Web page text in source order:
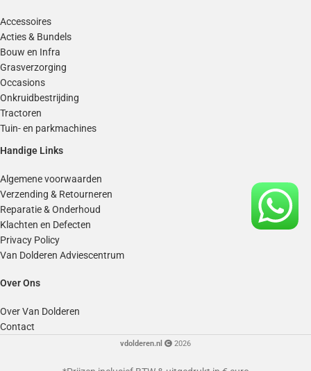
Accessoires
Acties & Bundels
Bouw en Infra
Grasverzorging
Occasions
Onkruidbestrijding
Tractoren
Tuin- en parkmachines
Handige Links
Algemene voorwaarden
Verzending & Retourneren
Reparatie & Onderhoud
Klachten en Defecten
Privacy Policy
Van Dolderen Adviescentrum
Over Ons
Over Van Dolderen
Contact
vdolderen.nl 2026